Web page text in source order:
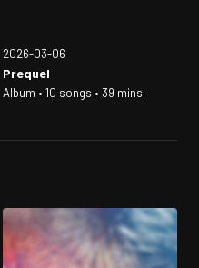
2026-03-06
Prequel
Album • 10 songs • 39 mins